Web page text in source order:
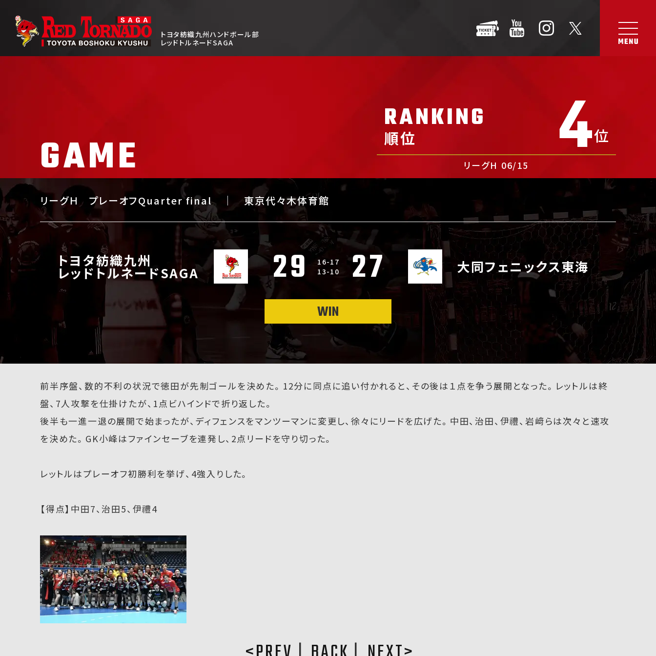
トヨタ紡織九州ハンドボール部
レッドトルネードSAGA
GAME
RANKING
順位 4位
リーグH 06/15
リーグＨ プレーオフQuarter final 東京代々木体育館
トヨタ紡織九州
レッドトルネードSAGA 29 大同フェニックス東海
27
WIN
16-17
13-10
前半序盤、数的不利の状況で徳田が先制ゴールを決めた。12分に同点に追い付かれると、その後は１点を争う展開となった。レットルは終
盤、7人攻撃を仕掛けたが、1点ビハインドで折り返した。
後半も一進一退の展開で始まったが、ディフェンスをマンツーマンに変更し、徐々にリードを広げた。中田、治田、伊禮、岩﨑らは次々と速攻
を決めた。GK小峰はファインセーブを連発し、2点リードを守り切った。
レットルはプレーオフ初勝利を挙げ、4強入りした。
【得点】中田7、治田5、伊禮4